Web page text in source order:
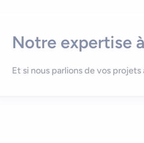
Notre expertise
Et si nous parlions de vos projets